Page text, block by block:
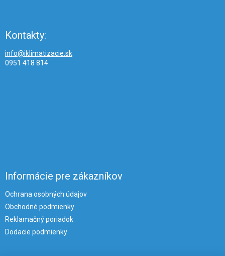
Kontakty:
info@iklimatizacie.sk
0951 418 814
Informácie pre zákazníkov
Ochrana osobných údajov
Obchodné podmienky
Reklamačný poriadok
Dodacie podmienky